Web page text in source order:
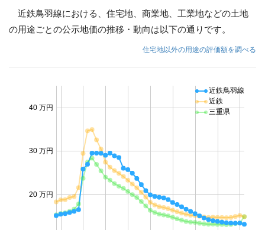
近鉄鳥羽線における、住宅地、商業地、工業地などの土地
の用途ごとの公示地価の推移・動向は以下の通りです。
住宅地以外の用途の評価額を調べる
20 万円
30 万円
40 万円
近鉄鳥羽線
近鉄
三重県